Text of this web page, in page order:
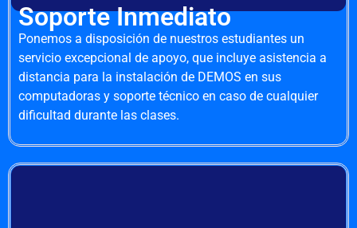
Soporte Inmediato
Ponemos a disposición de nuestros estudiantes un
servicio excepcional de apoyo, que incluye asistencia a
distancia para la instalación de DEMOS en sus
computadoras y soporte técnico en caso de cualquier
dificultad durante las clases.